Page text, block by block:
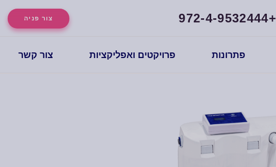
972-4-9532444+ צור פניה
פתרונות פרויקטים ואפליקציות צור קשר